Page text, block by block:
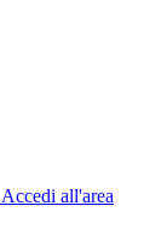
Accedi all'area